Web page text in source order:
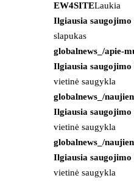
EW4SITELaukia
Ilgiausia
slapukas
globalnews_/apie-
Ilgiausia
vietinė saugykla
globalnews_/
Ilgiausia
vietinė saugykla
globalnews_/
Ilgiausia
vietinė saugykla